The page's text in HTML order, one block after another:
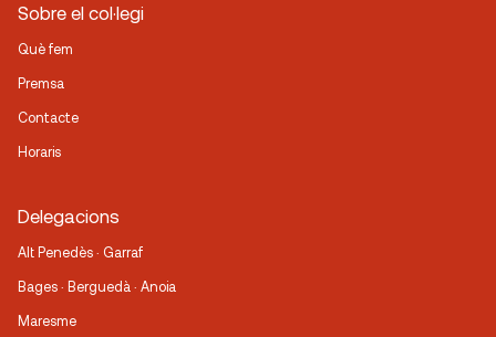
Sobre el col·legi
Què fem
Premsa
Contacte
Horaris
Delegacions
Alt Penedès · Garraf
Bages · Berguedà · Anoia
Maresme